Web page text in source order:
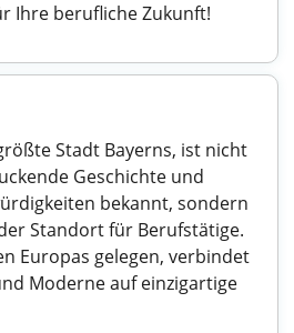
Ihre berufliche Zukunft!
Stadt Bayerns, ist nicht
Geschichte und
bekannt, sondern
Standort für Berufstätige.
Europas gelegen, verbindet
Moderne auf einzigartige